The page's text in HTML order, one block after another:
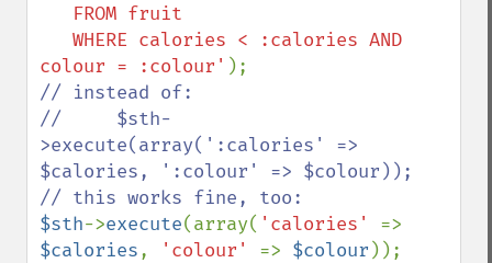
colour = :colour'
// instead of:
//     $sth-
>execute(array(':calories' =>
$calories, ':colour' => $colour));
$sth->execute(array( 'calories'
$calories, 'colour' => $colour